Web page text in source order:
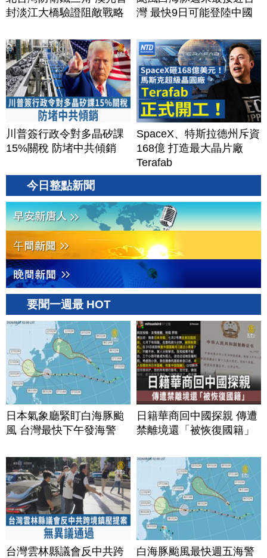
封淡江大橋驗證阻敵戰略
灣 最快9日可能登陸中國
川普簽行政令對多晶矽課
15%關稅 防堵中共傾銷
SpaceX、特斯拉德州斥資
168億 打造最大晶片廠
Terafab
今日整點新聞
要聞一週最 HOT
日本氣象廳緊盯白海豚颱
風 台灣最快下午發海警
日籍華商回中國探親 傳遭
禁離境還「被恢復國籍」
台灣雲林縣議會反中共跨
白海豚颱風最快週五海警